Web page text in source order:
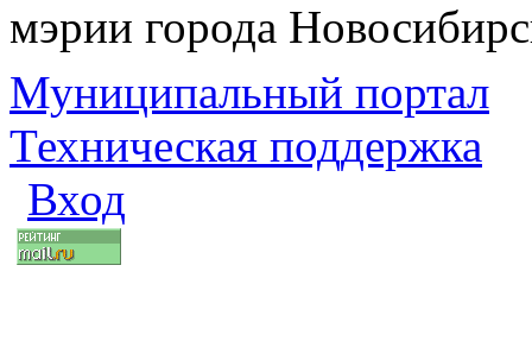
мэрии города
Муниципальный портал
Техническая поддержка
Вход